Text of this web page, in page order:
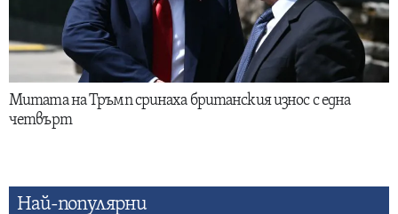
Митата на Тръмп сринаха британския износ с една
четвърт
Най-популярни